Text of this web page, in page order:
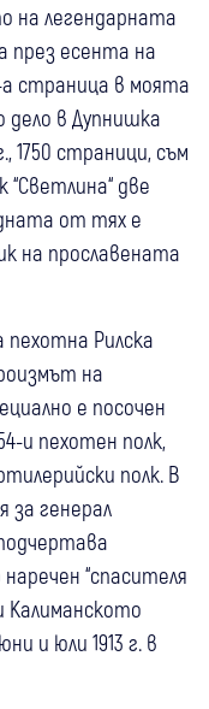
на легендарната
през есента на
а страница в моята
дело в Дупнишка
1750 страници, съм
“Светлина“ две
от тях е
на прославената
Рилска
на
е посочен
и пехотен полк,
полк. В
за генерал
“спасителя
Калиманското
и юли 1913 г. в